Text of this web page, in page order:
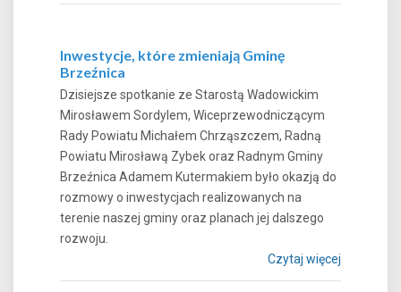
Inwestycje, które zmieniają Gminę
Brzeźnica
Dzisiejsze spotkanie ze Starostą Wadowickim
Mirosławem Sordylem, Wiceprzewodniczącym
Rady Powiatu Michałem Chrząszczem, Radną
Powiatu Mirosławą Zybek oraz Radnym Gminy
Brzeźnica Adamem Kutermakiem było okazją do
rozmowy o inwestycjach realizowanych na
terenie naszej gminy oraz planach jej dalszego
rozwoju.
Czytaj więcej